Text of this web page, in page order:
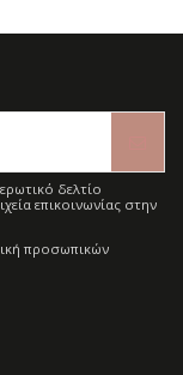
δελτίο
επικοινωνίας στην
προσωπικών